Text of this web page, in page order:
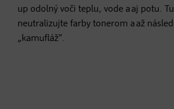
up odolný voči teplu, vode a aj potu.
neutralizujte farby tonerom a až
„kamufláž“.